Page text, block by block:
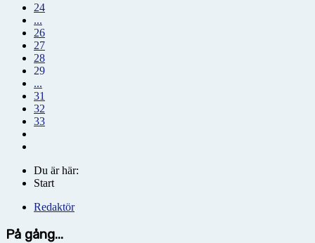
24
...
26
27
28
29
...
31
32
33
Du är här:
Start
Redaktör
På gång...